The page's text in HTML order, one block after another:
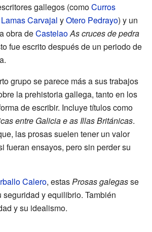
gallegos (comoCurros
Carvajal yOtero Pedrayo) y un
obra deCastelaoAs cruces de pedra
fue escrito después de un periodo de
grupo se parece más a sus trabajos
la prehistoria gallega, tanto en los
de escribir. Incluye títulos como
entre Galicia e as Illas Británicas.
las prosas suelen tener un valor
fueran ensayos, pero sin perder su
Calero, estasProsas galegasse
seguridad y equilibrio. También
y su idealismo.